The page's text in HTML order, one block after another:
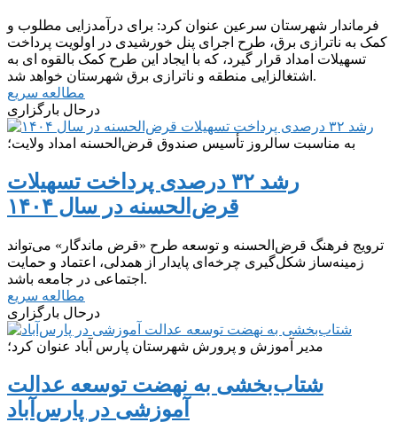
فرماندار شهرستان سرعین عنوان کرد: برای درآمدزایی مطلوب و
کمک به ناترازی برق، طرح اجرای پنل خورشیدی در اولویت پرداخت
تسهیلات امداد قرار گیرد، که با ایجاد این طرح کمک بالقوه ای به
اشتغالزایی منطقه و ناترازی برق شهرستان خواهد شد.
مطالعه سریع
درحال بارگزاری
به مناسبت سالروز تأسیس صندوق قرض‌الحسنه امداد ولایت؛
رشد ۳۲ درصدی پرداخت تسهیلات
قرض‌الحسنه در سال ۱۴۰۴
ترویج فرهنگ قرض‌الحسنه و توسعه طرح «قرض ماندگار» می‌تواند
زمینه‌ساز شکل‌گیری چرخه‌ای پایدار از همدلی، اعتماد و حمایت
اجتماعی در جامعه باشد.
مطالعه سریع
درحال بارگزاری
مدیر آموزش و پرورش شهرستان پارس آباد عنوان کرد؛
شتاب‌بخشی به نهضت توسعه عدالت
آموزشی در پارس‌آباد